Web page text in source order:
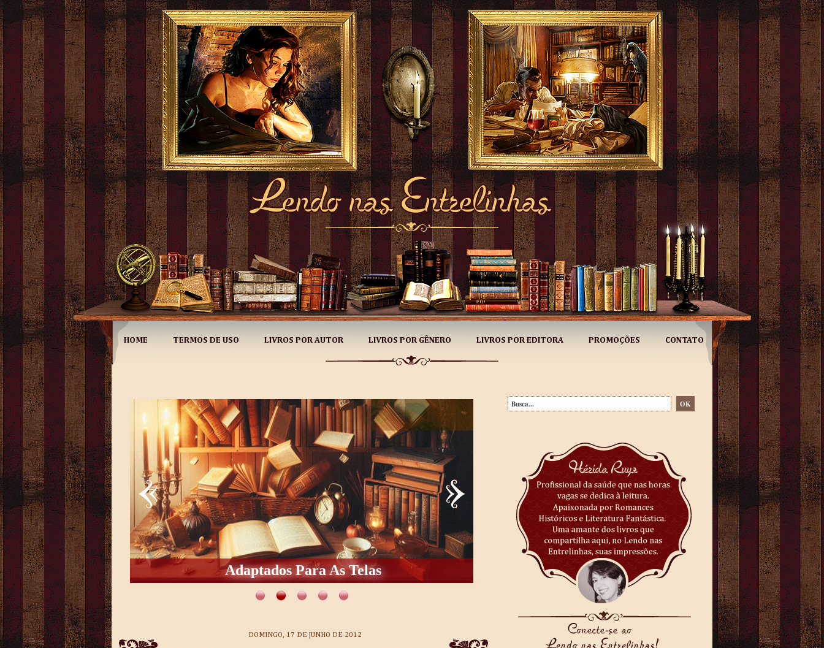
HOME TERMOS DE USO LIVROS POR AUTOR LIVROS POR GÊNERO LIVROS POR EDITORA PROMOÇÕES CONTATO
Adaptados Para As Telas
DOMINGO, 17 DE JUNHO DE 2012